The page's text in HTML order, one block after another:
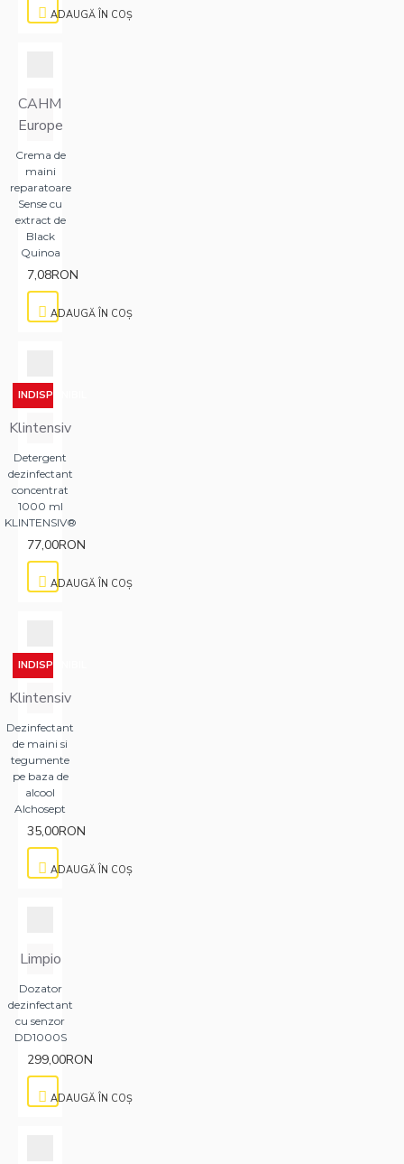
ADAUGĂ ÎN COŞ
CAHM
Europe
Crema de
maini
reparatoare
Sense cu
extract de
Black
Quinoa
7,08RON
ADAUGĂ ÎN COŞ
INDISPONIBIL
Klintensiv
Detergent
dezinfectant
concentrat
1000 ml
KLINTENSIV®
77,00RON
ADAUGĂ ÎN COŞ
INDISPONIBIL
Klintensiv
Dezinfectant
de maini si
tegumente
pe baza de
alcool
Alchosept
35,00RON
ADAUGĂ ÎN COŞ
Limpio
Dozator
dezinfectant
cu senzor
DD1000S
299,00RON
ADAUGĂ ÎN COŞ